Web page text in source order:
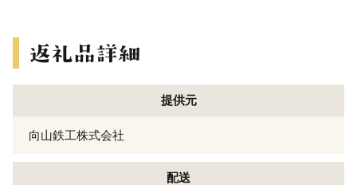
提供元
向山鉄工株式会社
配送